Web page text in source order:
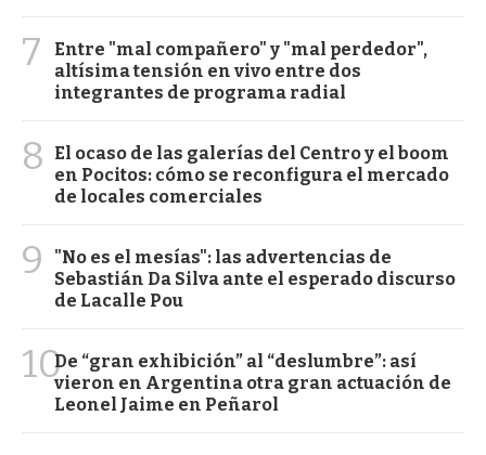
7
Entre "mal compañero" y "mal perdedor",
altísima tensión en vivo entre dos
integrantes de programa radial
8
El ocaso de las galerías del Centro y el boom
en Pocitos: cómo se reconfigura el mercado
de locales comerciales
9
"No es el mesías": las advertencias de
Sebastián Da Silva ante el esperado discurso
de Lacalle Pou
10De “gran exhibición” al “deslumbre”: así
vieron en Argentina otra gran actuación de
Leonel Jaime en Peñarol